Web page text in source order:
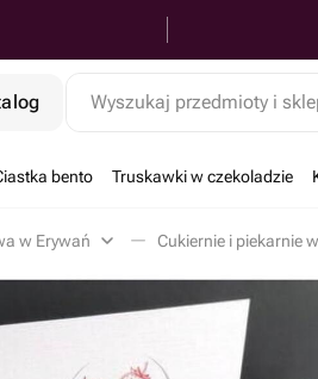
Wyszukaj przedmioty i
bento Truskawki w czekoladzie
w Erywań Cukiernie i piekarnie